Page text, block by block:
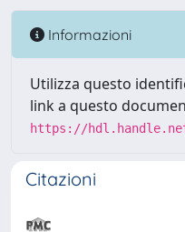
Informazioni
Utilizza questo
link a questo
https://
Citazioni